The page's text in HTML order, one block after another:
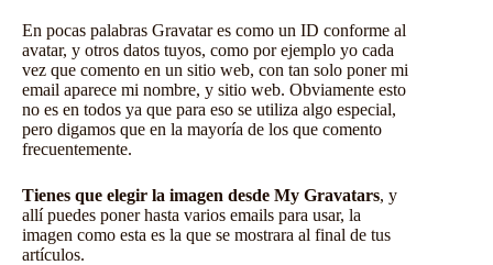
En pocas palabras Gravatar es como un ID conforme al
avatar, y otros datos tuyos, como por ejemplo yo cada
vez que comento en un sitio web, con tan solo poner mi
email aparece mi nombre, y sitio web. Obviamente esto
no es en todos ya que para eso se utiliza algo especial,
pero digamos que en la mayoría de los que comento
frecuentemente.
Tienes que elegir la imagen desde My Gravatars, y
allí puedes poner hasta varios emails para usar, la
imagen como esta es la que se mostrara al final de tus
artículos.